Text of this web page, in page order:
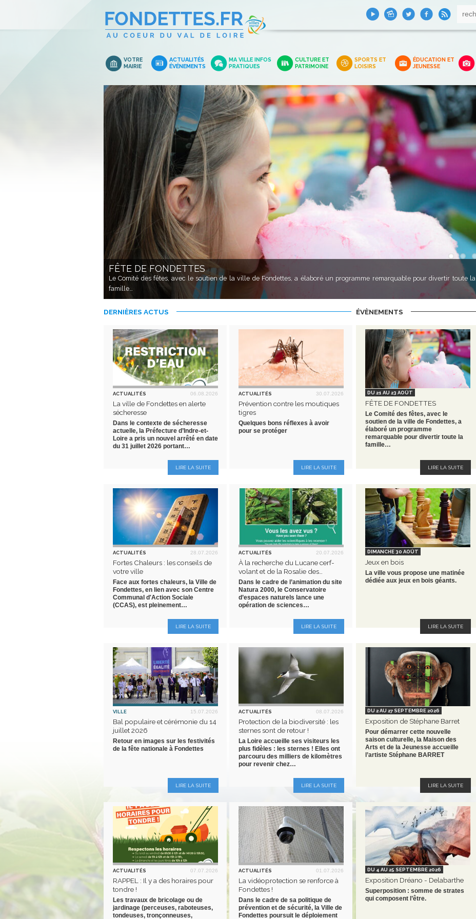
VOTRE
MAIRIE
ACTUALITÉS
ÉVÉNEMENTS
MA VILLE INFOS
PRATIQUES
CULTURE ET
PATRIMOINE
SPORTS ET
LOISIRS
ÉDUCATION ET
JEUNESSE
FÊTE DE FONDETTES
Le Comité des fêtes, avec le soutien de la ville de Fondettes, a élaboré un programme remarquable pour divertir toute la
famille…
VOTRE PROGRAMME DE L'ÉTÉ 2026 !
La ville de Fondettes vous présente le magazine culturel de l'été 2026.
FONDETTES NOTRE VILLE #1
La nouvelle édition de votre magazine municipal vient de paraître. Il est en cours de distribution dans vos boîtes aux lettres.
DERNIÈRES ACTUS
ACTUALITÉS 06.08.2026
La ville de Fondettes en alerte
sécheresse
Dans le contexte de sécheresse
actuelle, la Préfecture d’Indre-et-
Loire a pris un nouvel arrêté en date
du 31 juillet 2026 portant…
LIRE LA SUITE
ACTUALITÉS 30.07.2026
Prévention contre les moutiques
tigres
Quelques bons réflexes à avoir
pour se protéger
LIRE LA SUITE
ACTUALITÉS 28.07.2026
Fortes Chaleurs : les conseils de
votre ville
Face aux fortes chaleurs, la Ville de
Fondettes, en lien avec son Centre
Communal d'Action Sociale
(CCAS), est pleinement…
LIRE LA SUITE
ACTUALITÉS 20.07.2026
À la recherche du Lucane cerf-
volant et de la Rosalie des…
Dans le cadre de l’animation du site
Natura 2000, le Conservatoire
d’espaces naturels lance une
opération de sciences…
LIRE LA SUITE
VILLE 15.07.2026
Bal populaire et cérémonie du 14
juillet 2026
Retour en images sur les festivités
de la fête nationale à Fondettes
LIRE LA SUITE
ACTUALITÉS 08.07.2026
Protection de la biodiversité : les
sternes sont de retour !
La Loire accueille ses visiteurs les
plus fidèles : les sternes ! Elles ont
parcouru des milliers de kilomètres
pour revenir chez…
LIRE LA SUITE
ACTUALITÉS 07.07.2026
RAPPEL : Il y a des horaires pour
tondre !
Les travaux de bricolage ou de
jardinage (perceuses, raboteuses,
tondeuses, tronçonneuses,
ACTUALITÉS 01.07.2026
La vidéoprotection se renforce à
Fondettes !
Dans le cadre de sa politique de
prévention et de sécurité, la Ville de
Fondettes poursuit le déploiement
ÉVÈNEMENTS
DU 21 AU 23 AOÛT
FÊTE DE FONDETTES
Le Comité des fêtes, avec le
soutien de la ville de Fondettes, a
élaboré un programme
remarquable pour divertir toute la
famille…
LIRE LA SUITE
DIMANCHE 30 AOÛT
Jeux en bois
La ville vous propose une matinée
dédiée aux jeux en bois géants.
LIRE LA SUITE
DU 2 AU 27 SEPTEMBRE 2026
Exposition de Stéphane Barret
Pour démarrer cette nouvelle
saison culturelle, la Maison des
Arts et de la Jeunesse accueille
l’artiste Stéphane BARRET
LIRE LA SUITE
DU 4 AU 25 SEPTEMBRE 2026
Exposition Dréano - Delabarthe
Superposition : somme de strates
qui composent l’être.